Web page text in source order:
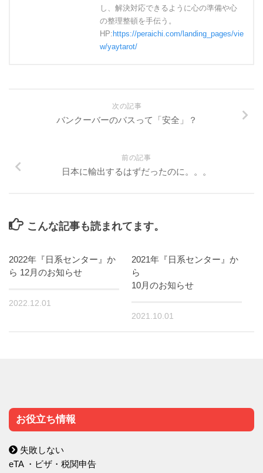
し、解決対応できるように心の準備や心
の整理整頓を手伝う。
HP: https://peraichi.com/landing_pages/vie
w/yaytarot/
次の記事
バンクーバーのバスって「安全」？
前の記事
日本に輸出するはずだったのに。。。
こんな記事も読まれてます。
2022年『日系センター』か
ら 12月のお知らせ
2022.12.01
2021年『日系センター』か
ら
10月のお知らせ
2021.10.01
お役立ち情報
失敗しない
eTA ・ビザ・税関申告